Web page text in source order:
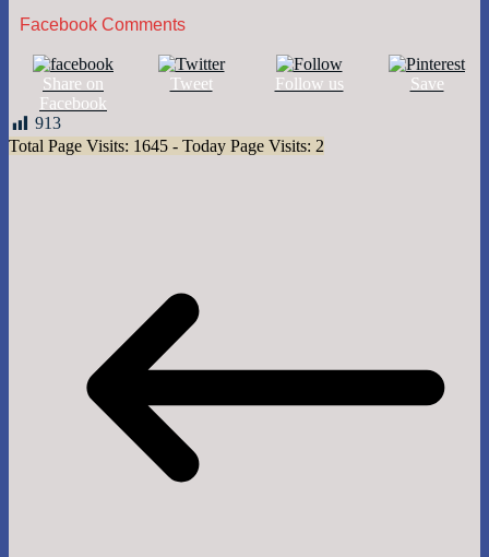
Facebook Comments
Share on
Facebook
Tweet Follow us Save
913
Total Page Visits: 1645 - Today Page Visits: 2